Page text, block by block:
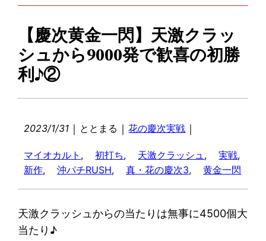
【慶次黄金一閃】天激クラッ
シュから9000発で歓喜の初勝
利♪②
2023/1/31 ｜ ととまる ｜花の慶次実戦 ｜
マイオカルト , 初打ち, 天激クラッシュ , 実戦
新作, 沖パチRUSH, 真・花の慶次3, 黄金一閃
天激クラッシュからの当たりは無事に4500個大
当たり♪